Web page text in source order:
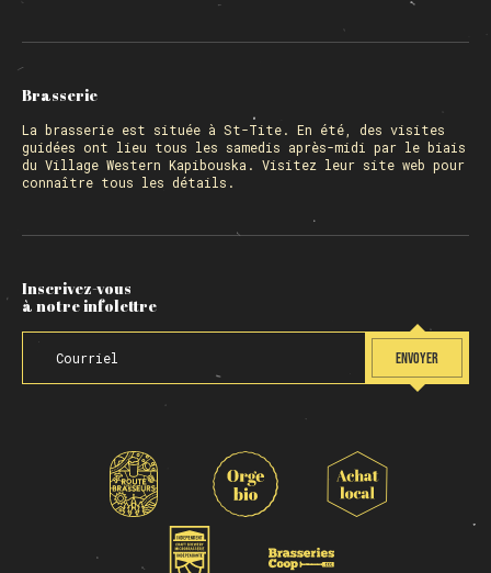
Brasserie
La brasserie est située à St-Tite. En été, des visites
guidées ont lieu tous les samedis après-midi par le biais
du Village Western Kapibouska. Visitez leur site web pour
connaître tous les détails.
Inscrivez-vous
à notre infolettre
ENVOYER